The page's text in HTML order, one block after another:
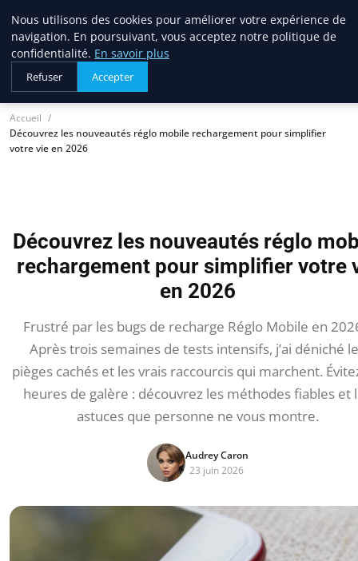
lostpages
BUSINESS INSIGHTS
Accueil
Découvrez les nouveautés réglo mobile rechargement pour simplifier
votre vie en 2026
Découvrez les nouveautés réglo
rechargement pour simplifier votre
en 2026
Frustré par les bugs de recharge Réglo Mobile en
Après trois semaines de tests intensifs, j’ai déniché
pièges cachés et les vrais raccourcis qui marchent.
heures de galère : découvrez les méthodes fiables et
astuces que personne ne vous montre.
Audrey Caron
23 juin 2026
Nous utilisons des cookies pour améliorer votre expérience de
navigation. En poursuivant, vous acceptez notre politique de
confidentialité. En savoir plus
Refuser Accepter